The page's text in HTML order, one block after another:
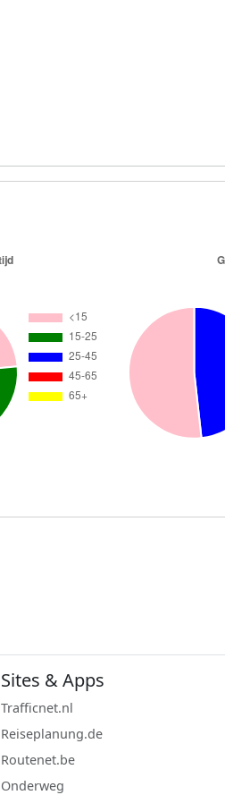
Sites & Apps
Trafficnet.nl
Reiseplanung.de
Routenet.be
Onderweg